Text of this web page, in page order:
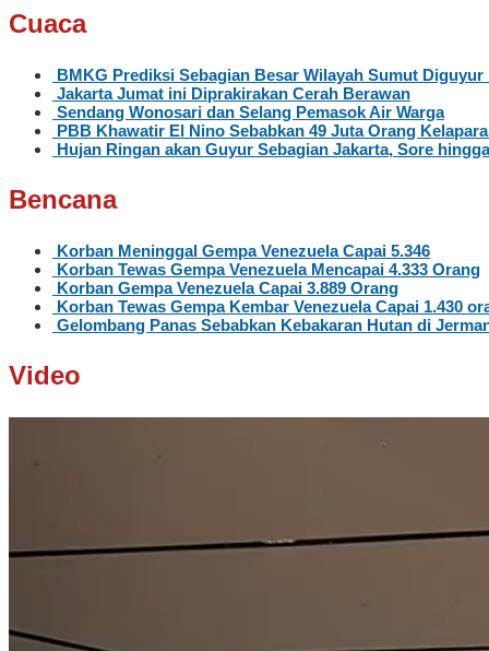
Cuaca
BMKG Prediksi Sebagian Besar Wilayah Sumut
Jakarta Jumat ini Diprakirakan Cerah Berawan
Sendang Wonosari dan Selang Pemasok Air Warga
PBB Khawatir El Nino Sebabkan 49 Juta Orang
Hujan Ringan akan Guyur Sebagian Jakarta, Sore
Bencana
Korban Meninggal Gempa Venezuela Capai 5.346
Korban Tewas Gempa Venezuela Mencapai 4.333 Orang
Korban Gempa Venezuela Capai 3.889 Orang
Korban Tewas Gempa Kembar Venezuela Capai 1.430
Gelombang Panas Sebabkan Kebakaran Hutan di
Video